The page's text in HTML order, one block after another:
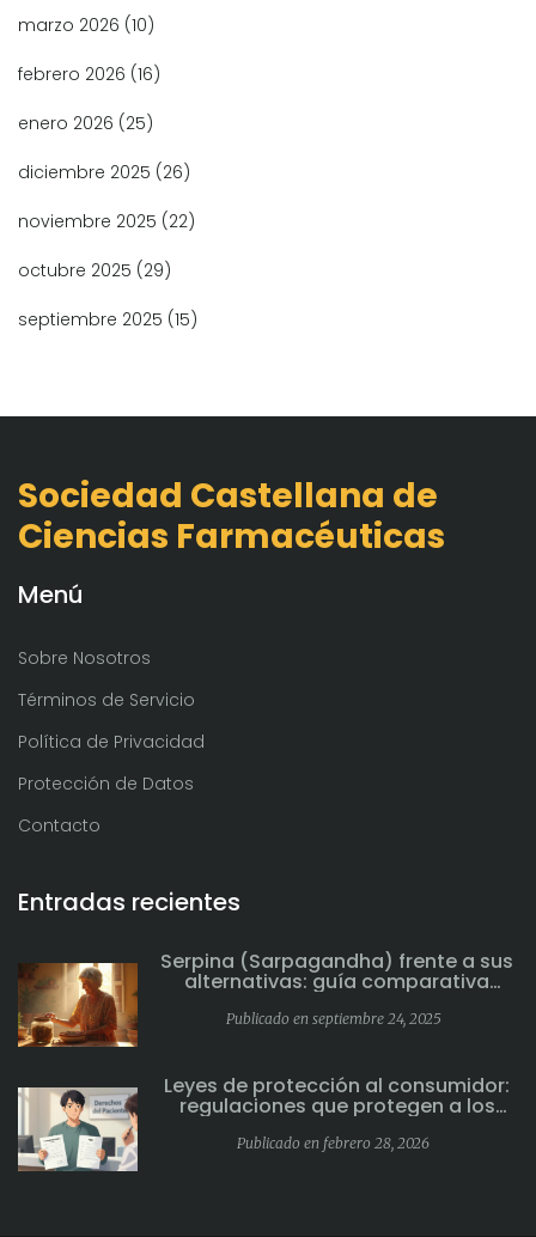
marzo 2026 (10)
febrero 2026 (16)
enero 2026 (25)
diciembre 2025 (26)
noviembre 2025 (22)
octubre 2025 (29)
septiembre 2025 (15)
Sociedad Castellana de
Ciencias Farmacéuticas
Menú
Sobre Nosotros
Términos de Servicio
Política de Privacidad
Protección de Datos
Contacto
Entradas recientes
Serpina (Sarpagandha) frente a sus
alternativas: guía comparativa
Publicado en septiembre 24, 2025
Leyes de protección al consumidor:
regulaciones que protegen a los
Publicado en febrero 28, 2026